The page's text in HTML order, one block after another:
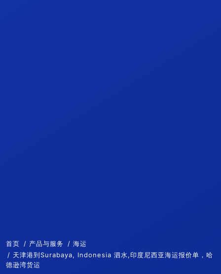
首页 产品与服务
海运
天津港到Surabaya, Indonesia 泗水,印度尼西亚海运报价单，哈
德逊湾货运